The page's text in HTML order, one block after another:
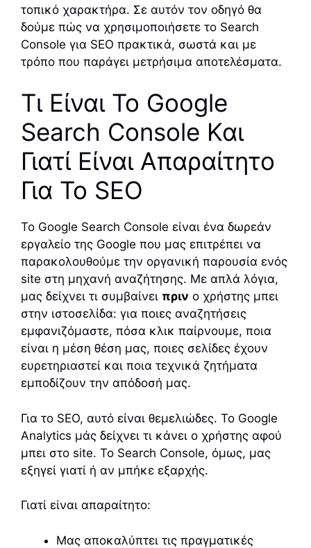
τοπικό χαρακτήρα. Σε αυτόν τον οδηγό θα
δούμε πώς να χρησιμοποιήσετε το Search
Console για SEO πρακτικά, σωστά και με
τρόπο που παράγει μετρήσιμα αποτελέσματα.
Τι Είναι Το Google
Search Console Και
Γιατί Είναι Απαραίτητο
Για Το SEO
Το Google Search Console είναι ένα δωρεάν
εργαλείο της Google που μας επιτρέπει να
παρακολουθούμε την οργανική παρουσία ενός
site στη μηχανή αναζήτησης. Με απλά λόγια,
μας δείχνει τι συμβαίνει πριν ο χρήστης μπει
στην ιστοσελίδα: για ποιες αναζητήσεις
εμφανιζόμαστε, πόσα κλικ παίρνουμε, ποια
είναι η μέση θέση μας, ποιες σελίδες έχουν
ευρετηριαστεί και ποια τεχνικά ζητήματα
εμποδίζουν την απόδοσή μας.
Για το SEO, αυτό είναι θεμελιώδες. Το Google
Analytics μάς δείχνει τι κάνει ο χρήστης αφού
μπει στο site. Το Search Console, όμως, μας
εξηγεί γιατί ή αν μπήκε εξαρχής.
Γιατί είναι απαραίτητο:
Μας αποκαλύπτει τις πραγματικές